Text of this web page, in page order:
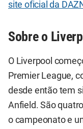
site oficial da
Sobre o
O Liverpool
Premier League,
desde então tem
Anfield. São
o campeonato e